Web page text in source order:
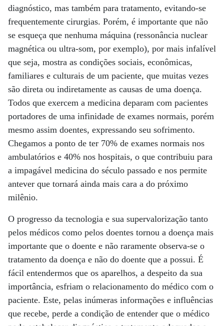
diagnóstico, mas também para tratamento, evitando-se
frequentemente cirurgias. Porém, é importante que não
se esqueça que nenhuma máquina (ressonância nuclear
magnética ou ultra-som, por exemplo), por mais infalível
que seja, mostra as condições sociais, econômicas,
familiares e culturais de um paciente, que muitas vezes
são direta ou indiretamente as causas de uma doença.
Todos que exercem a medicina deparam com pacientes
portadores de uma infinidade de exames normais, porém
mesmo assim doentes, expressando seu sofrimento.
Chegamos a ponto de ter 70% de exames normais nos
ambulatórios e 40% nos hospitais, o que contribuiu para
a impagável medicina do século passado e nos permite
antever que tornará ainda mais cara a do próximo
milênio.
O progresso da tecnologia e sua supervalorização tanto
pelos médicos como pelos doentes tornou a doença mais
importante que o doente e não raramente observa-se o
tratamento da doença e não do doente que a possui. É
fácil entendermos que os aparelhos, a despeito da sua
importância, esfriam o relacionamento do médico com o
paciente. Este, pelas inúmeras informações e influências
que recebe, perde a condição de entender que o médico